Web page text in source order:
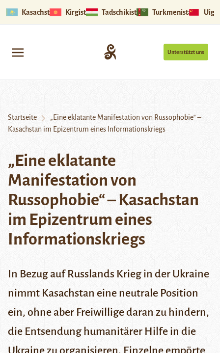
Kasachstan Kirgistan Tadschikistan Turkmenistan
Unterstützt uns
Startseite
„Eine eklatante Manifestation von Russophobie“ –
Kasachstan im Epizentrum eines Informationskriegs
„Eine eklatante
Manifestation von
Russophobie“ – Kasachstan
im Epizentrum eines
Informationskriegs
In Bezug auf Russlands Krieg in der Ukraine
nimmt Kasachstan eine neutrale Position
ein, ohne aber Freiwillige daran zu hindern,
die Entsendung humanitärer Hilfe in die